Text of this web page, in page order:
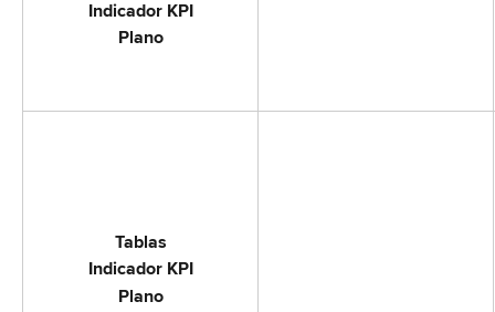
Indicador KPI
Plano
Tablas
Indicador KPI
Plano